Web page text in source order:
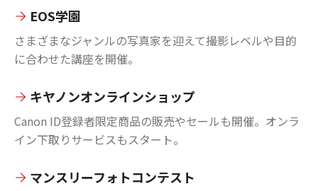
EOS学園
さまざまなジャンルの写真家を迎えて撮影レベルや目的
に合わせた講座を開催。
キヤノンオンラインショップ
Canon ID登録者限定商品の販売やセールも開催。オンラ
イン下取りサービスもスタート。
マンスリーフォトコンテスト